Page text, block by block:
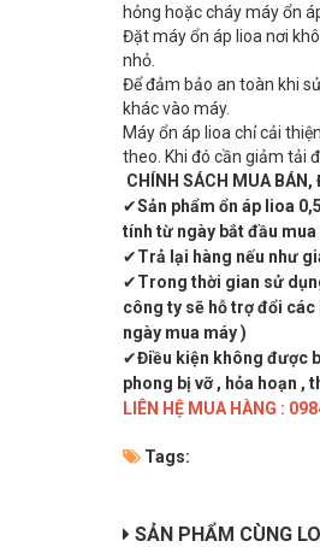
hỏng hoặc cháy máy ổn
Đặt máy ổn áp lioa nơi
nhỏ.
Để đảm bảo an toàn khi
khác vào máy.
Máy ổn áp lioa chỉ cải
theo. Khi đó cần giảm tải
CHÍNH SÁCH MUA BÁN,
✔Sản phẩm ổn áp lioa
tính từ ngày bắt đầu
✔Trả lại hàng nếu như
✔Trong thời gian sử
công ty sẽ hỗ trợ đổi
ngày mua máy )
✔Điều kiện không được
phong bị vỡ , hỏa hoạn ,
LIÊN HỆ MUA HÀNG :
Tags:
SẢN PHẨM CÙNG